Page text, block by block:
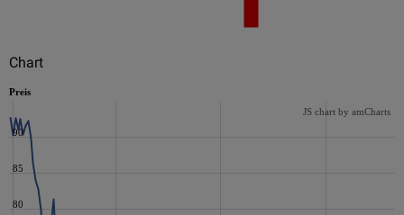
Chart
Preis
80
85
90
JS chart by amCharts